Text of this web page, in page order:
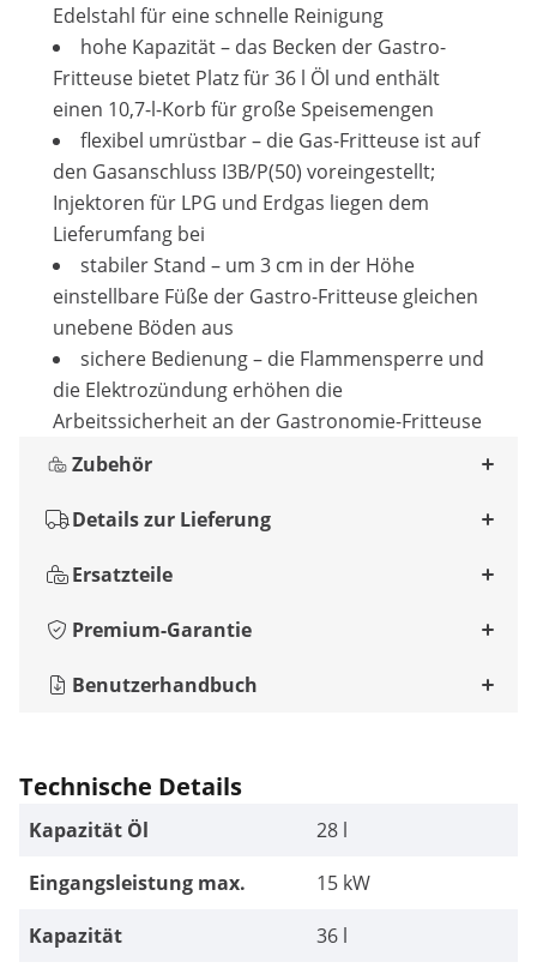
Edelstahl für eine schnelle Reinigung
hohe Kapazität – das Becken der Gastro-
Fritteuse bietet Platz für 36 l Öl und enthält
einen 10,7-l-Korb für große Speisemengen
flexibel umrüstbar – die Gas-Fritteuse ist auf
den Gasanschluss I3B/P(50) voreingestellt;
Injektoren für LPG und Erdgas liegen dem
Lieferumfang bei
stabiler Stand – um 3 cm in der Höhe
einstellbare Füße der Gastro-Fritteuse gleichen
unebene Böden aus
sichere Bedienung – die Flammensperre und
die Elektrozündung erhöhen die
Arbeitssicherheit an der Gastronomie-Fritteuse
Zubehör
Details zur Lieferung
Ersatzteile
Premium-Garantie
Benutzerhandbuch
Technische Details
Kapazität Öl
28 l
Eingangsleistung max.
15 kW
Kapazität
36 l